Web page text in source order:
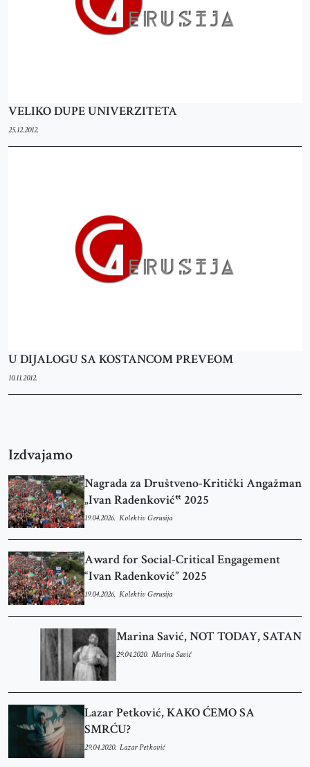
VELIKO DUPE UNIVERZITETA
25.12.2012.
U DIJALOGU SA KOSTANCOM PREVEOM
10.11.2012.
Izdvajamo
Nagrada za Društveno-Kritički Angažman
„Ivan Radenković‟ 2025
19.04.2026. Kolektiv Gerusija
Award for Social-Critical Engagement
“Ivan Radenković” 2025
19.04.2026. Kolektiv Gerusija
Marina Savić, NOT TODAY, SATAN
29.04.2020. Marina Savić
Lazar Petković, KAKO ĆEMO SA
SMRĆU?
29.04.2020. Lazar Petković